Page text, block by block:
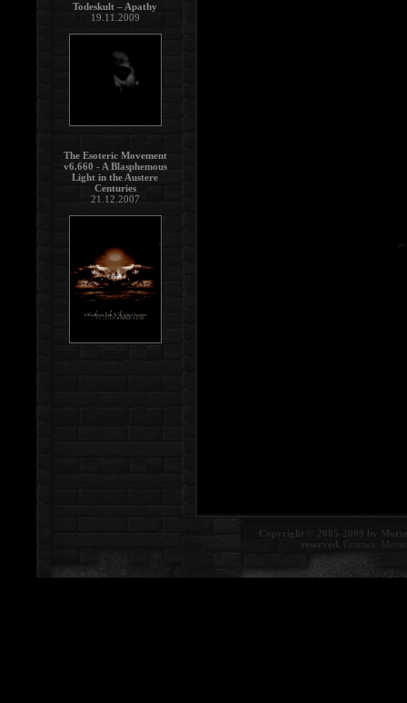
Copyright © 2005-2009 by
reserved. Contact:
Todeskult – Apathy
19.11.2009
The Esoteric Movement
v6.660 - A Blasphemous
Light in the Austere
Centuries
21.12.2007